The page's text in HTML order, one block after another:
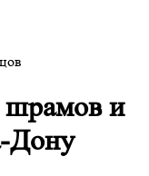
шрамов и
Дону